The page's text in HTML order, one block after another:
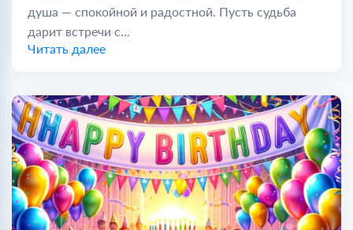
душа — спокойной и радостной. Пусть судьба
дарит встречи с...
Читать далее